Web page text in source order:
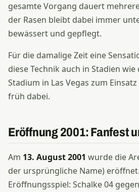
gesamte Vorgang dauert
der Rasen bleibt dabei immer
bewässert und gepflegt.
Für die damalige Zeit eine
diese Technik auch in Stadien
Stadium in Las Vegas zum
früh dabei.
Eröffnung 2001: Fanfest
Am 13. August 2001 wurde die
der ursprüngliche Name)
Eröffnungsspiel: Schalke 04